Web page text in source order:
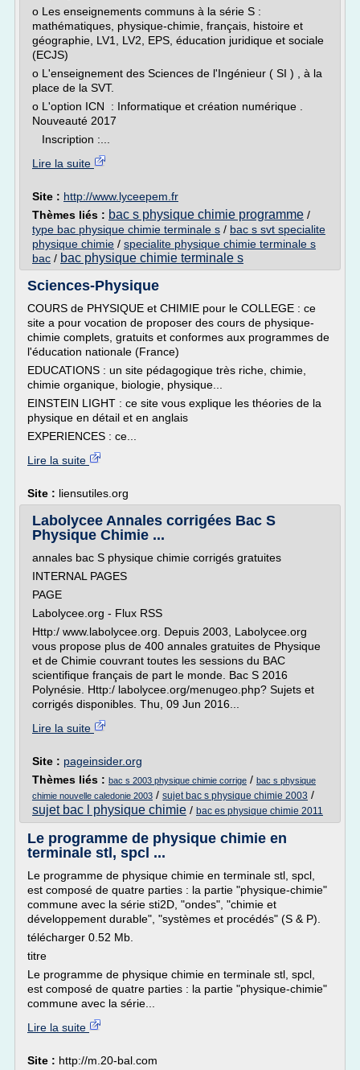
o Les enseignements communs à la série S :
mathématiques, physique-chimie, français, histoire et
géographie, LV1, LV2, EPS, éducation juridique et sociale
(ECJS)
o L'enseignement des Sciences de l'Ingénieur ( SI ) , à la
place de la SVT.
o L'option ICN : Informatique et création numérique .
Nouveauté 2017
Inscription :...
Lire la suite
Site : http://www.lyceepem.fr
Thèmes liés : bac s physique chimie programme /
type bac physique chimie terminale s / bac s svt specialite
physique chimie / specialite physique chimie terminale s
bac / bac physique chimie terminale s
Sciences-Physique
COURS de PHYSIQUE et CHIMIE pour le COLLEGE : ce
site a pour vocation de proposer des cours de physique-
chimie complets, gratuits et conformes aux programmes de
l'éducation nationale (France)
EDUCATIONS : un site pédagogique très riche, chimie,
chimie organique, biologie, physique...
EINSTEIN LIGHT : ce site vous explique les théories de la
physique en détail et en anglais
EXPERIENCES : ce...
Lire la suite
Site : liensutiles.org
Labolycee Annales corrigées Bac S
Physique Chimie ...
annales bac S physique chimie corrigés gratuites
INTERNAL PAGES
PAGE
Labolycee.org - Flux RSS
Http:/ www.labolycee.org. Depuis 2003, Labolycee.org
vous propose plus de 400 annales gratuites de Physique
et de Chimie couvrant toutes les sessions du BAC
scientifique français de part le monde. Bac S 2016
Polynésie. Http:/ labolycee.org/menugeo.php? Sujets et
corrigés disponibles. Thu, 09 Jun 2016...
Lire la suite
Site : pageinsider.org
Thèmes liés : bac s 2003 physique chimie corrige / bac s physique
chimie nouvelle caledonie 2003 / sujet bac s physique chimie 2003 /
sujet bac l physique chimie / bac es physique chimie 2011
Le programme de physique chimie en
terminale stl, spcl ...
Le programme de physique chimie en terminale stl, spcl,
est composé de quatre parties : la partie "physique-chimie"
commune avec la série sti2D, "ondes", "chimie et
développement durable", "systèmes et procédés" (S & P).
télécharger 0.52 Mb.
titre
Le programme de physique chimie en terminale stl, spcl,
est composé de quatre parties : la partie "physique-chimie"
commune avec la série...
Lire la suite
Site : http://m.20-bal.com